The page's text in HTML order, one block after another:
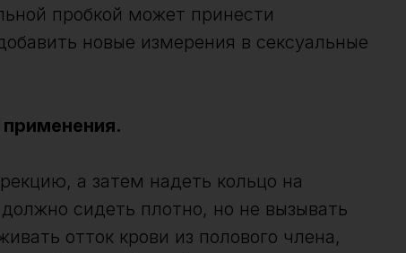
пробкой может принести
новые измерения в сексуальные
а затем надеть кольцо на
сидеть плотно, но не вызывать
отток крови из полового члена,